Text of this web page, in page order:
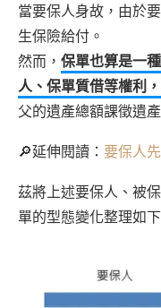
當要保人身故，由於
生保險給付。
然而， 保單也算是一
人、保單質借等權利
父的遺產總額課徵遺產
🔎延伸閱讀： 要保人
茲將上述要保人、被
單的型態變化整理如下